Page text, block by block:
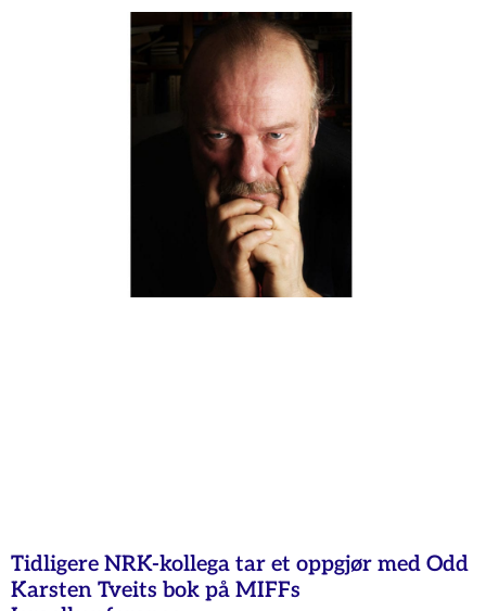
Tidligere NRK-kollega tar et oppgjør med Odd
Karsten Tveits bok på MIFFs